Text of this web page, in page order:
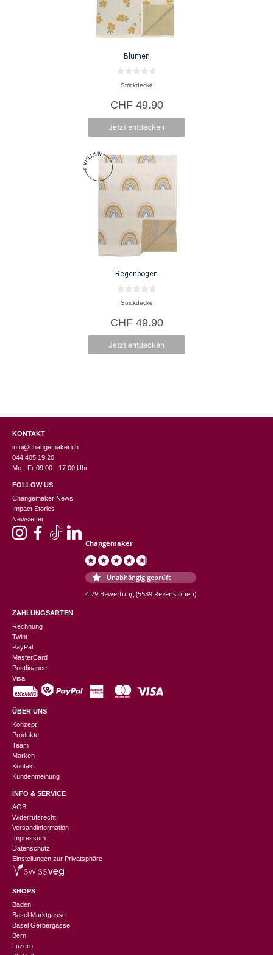
Blumen
n
5
Strickdecke
CHF49.90
Jetzt entdecken
Regenbogen
n
5
Strickdecke
CHF49.90
Jetzt entdecken
KONTAKT
info@changemaker.ch
044 405 19 20
Mo - Fr 09:00 - 17:00 Uhr
FOLLOW US
Changemaker News
Impact Stories
Newsletter
Changemaker
Unabhängig geprüft
4.79 Bewertung (5589 Rezensionen)
ZAHLUNGSARTEN
Rechnung
Twint
PayPal
MasterCard
Postfinance
Visa
ÜBER UNS
Konzept
Produkte
Team
Marken
Kontakt
Kundenmeinung
INFO & SERVICE
AGB
Widerrufsrecht
Versandinformation
Impressum
Datenschutz
Einstellungen zur Privatsphäre
SHOPS
Baden
Basel Marktgasse
Basel Gerbergasse
Bern
Luzern